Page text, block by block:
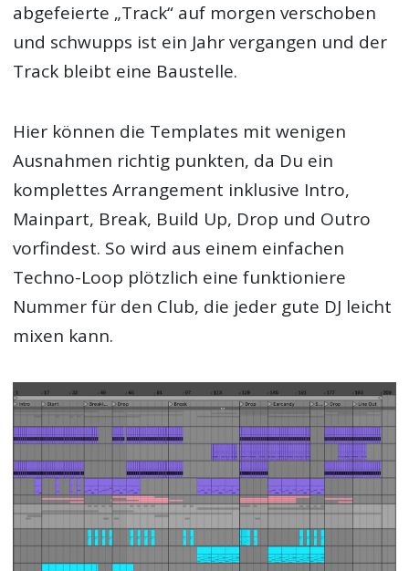
abgefeierte „Track“ auf morgen verschoben
und schwupps ist ein Jahr vergangen und der
Track bleibt eine Baustelle.
Hier können die Templates mit wenigen
Ausnahmen richtig punkten, da Du ein
komplettes Arrangement inklusive Intro,
Mainpart, Break, Build Up, Drop und Outro
vorfindest. So wird aus einem einfachen
Techno-Loop plötzlich eine funktioniere
Nummer für den Club, die jeder gute DJ leicht
mixen kann.